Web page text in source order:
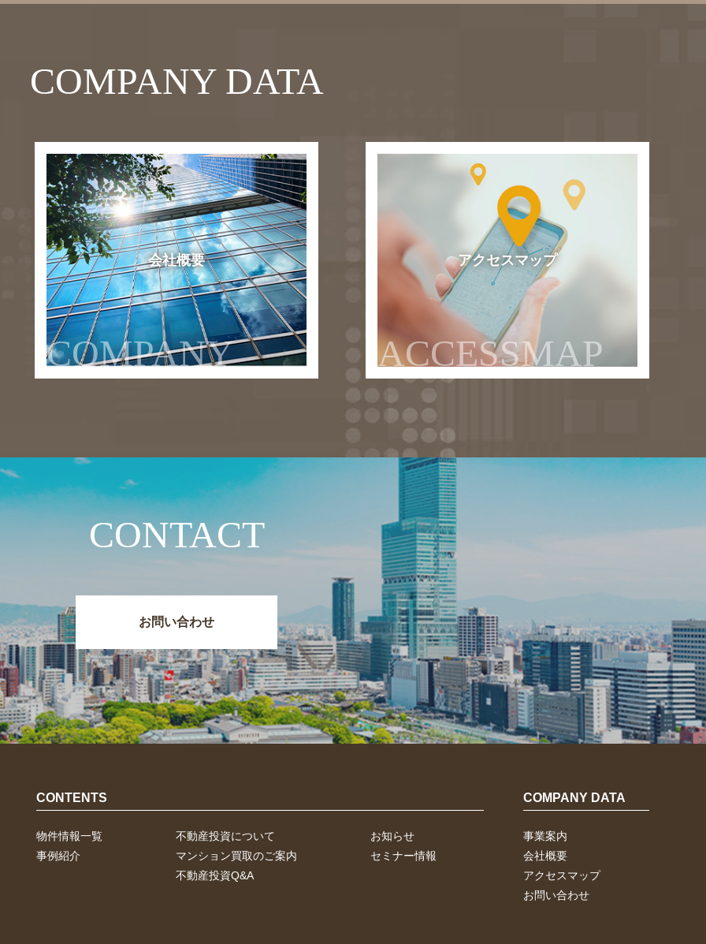
COMPANY DATA
会社概要
COMPANY
アクセスマップ
ACCESSMAP
CONTACT
お問い合わせ
CONTENTS
物件情報一覧
事例紹介
不動産投資について
マンション買取のご案内
不動産投資Q&A
お知らせ
セミナー情報
COMPANY DATA
事業案内
会社概要
アクセスマップ
お問い合わせ